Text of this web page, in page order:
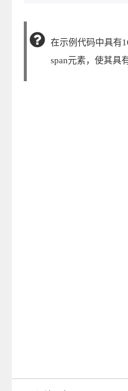
在示例代码中具有
span元素，使其具